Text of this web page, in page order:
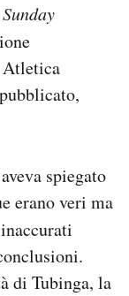
Sunday
Atletica
spiegato
erano veri ma
di Tubinga, la